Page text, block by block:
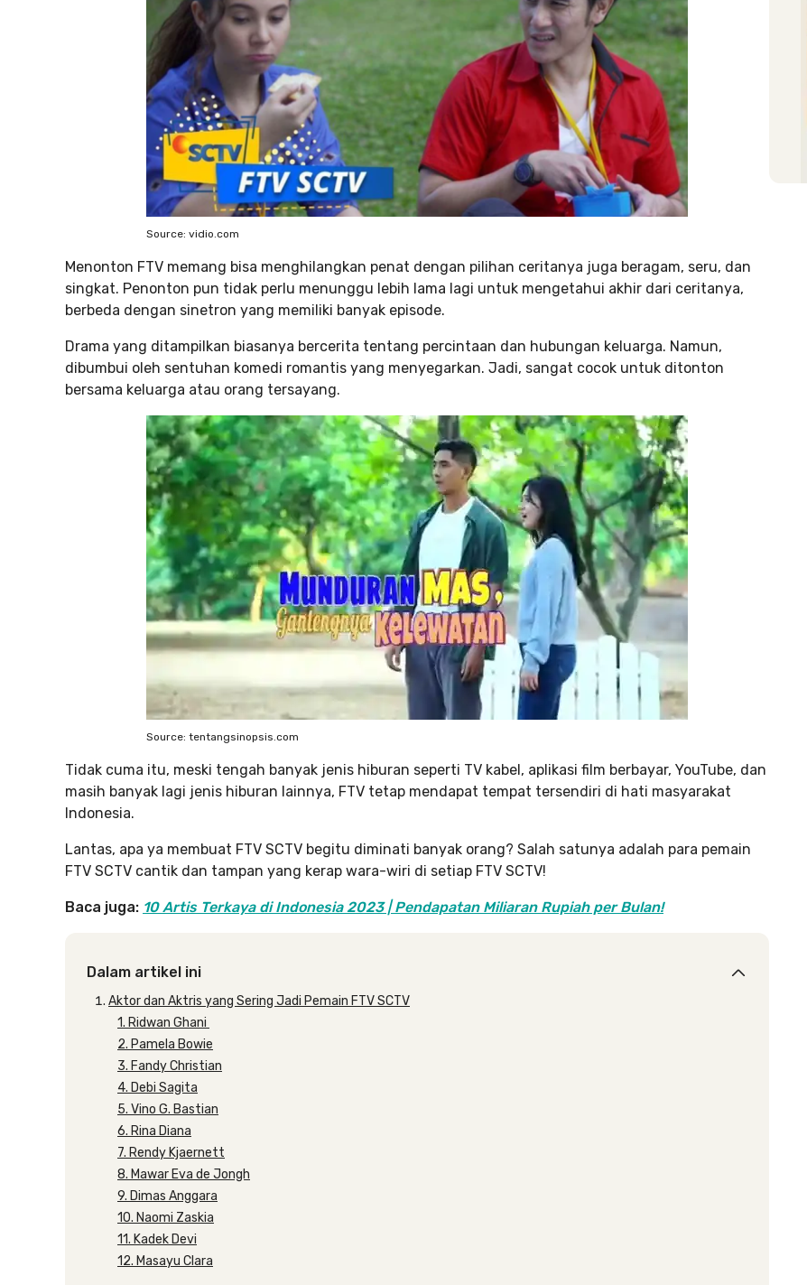
Source: vidio.com
Menonton FTV memang bisa menghilangkan penat dengan pilihan ceritanya juga beragam, seru, dan
singkat. Penonton pun tidak perlu menunggu lebih lama lagi untuk mengetahui akhir dari ceritanya,
berbeda dengan sinetron yang memiliki banyak episode.
Drama yang ditampilkan biasanya bercerita tentang percintaan dan hubungan keluarga. Namun,
dibumbui oleh sentuhan komedi romantis yang menyegarkan. Jadi, sangat cocok untuk ditonton
bersama keluarga atau orang tersayang.
Source: tentangsinopsis.com
Tidak cuma itu, meski tengah banyak jenis hiburan seperti TV kabel, aplikasi film berbayar, YouTube, dan
masih banyak lagi jenis hiburan lainnya, FTV tetap mendapat tempat tersendiri di hati masyarakat
Indonesia.
Lantas, apa ya membuat FTV SCTV begitu diminati banyak orang? Salah satunya adalah para pemain
FTV SCTV cantik dan tampan yang kerap wara-wiri di setiap FTV SCTV!
Baca juga: 10 Artis Terkaya di Indonesia 2023 | Pendapatan Miliaran Rupiah per Bulan!
Dalam artikel ini
Aktor dan Aktris yang Sering Jadi Pemain FTV SCTV
1. Ridwan Ghani
2. Pamela Bowie
3. Fandy Christian
4. Debi Sagita
5. Vino G. Bastian
6. Rina Diana
7. Rendy Kjaernett
8. Mawar Eva de Jongh
9. Dimas Anggara
10. Naomi Zaskia
11. Kadek Devi
12. Masayu Clara